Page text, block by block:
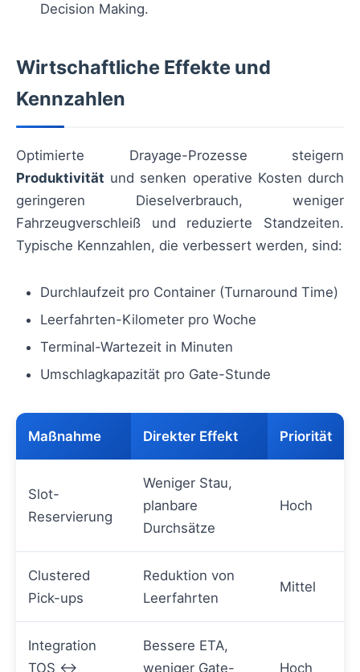
Decision Making.
Wirtschaftliche Effekte und
Kennzahlen
Optimierte Drayage-Prozesse steigern
Produktivität und senken operative Kosten durch
geringeren Dieselverbrauch, weniger
Fahrzeugverschleiß und reduzierte Standzeiten.
Typische Kennzahlen, die verbessert werden, sind:
Durchlaufzeit pro Container (Turnaround Time)
Leerfahrten-Kilometer pro Woche
Terminal-Wartezeit in Minuten
Umschlagkapazität pro Gate-Stunde
Maßnahme Direkter Effekt Priorität
Slot-
Reservierung
Weniger Stau,
planbare
Durchsätze
Hoch
Clustered
Pick-ups
Reduktion von
Leerfahrten
Mittel
Integration
TOS ↔
Bessere ETA,
weniger Gate-
Hoch